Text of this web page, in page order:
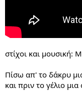
στίχοι και μουσική:
Πίσω απ' το δάκρυ
και πριν το γέλιο